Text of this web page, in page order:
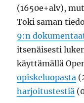
(1650e+alv),
Toki saman
9:n
itsenäisesti
käyttämällä
opiskeluopasta
harjoitustestiä